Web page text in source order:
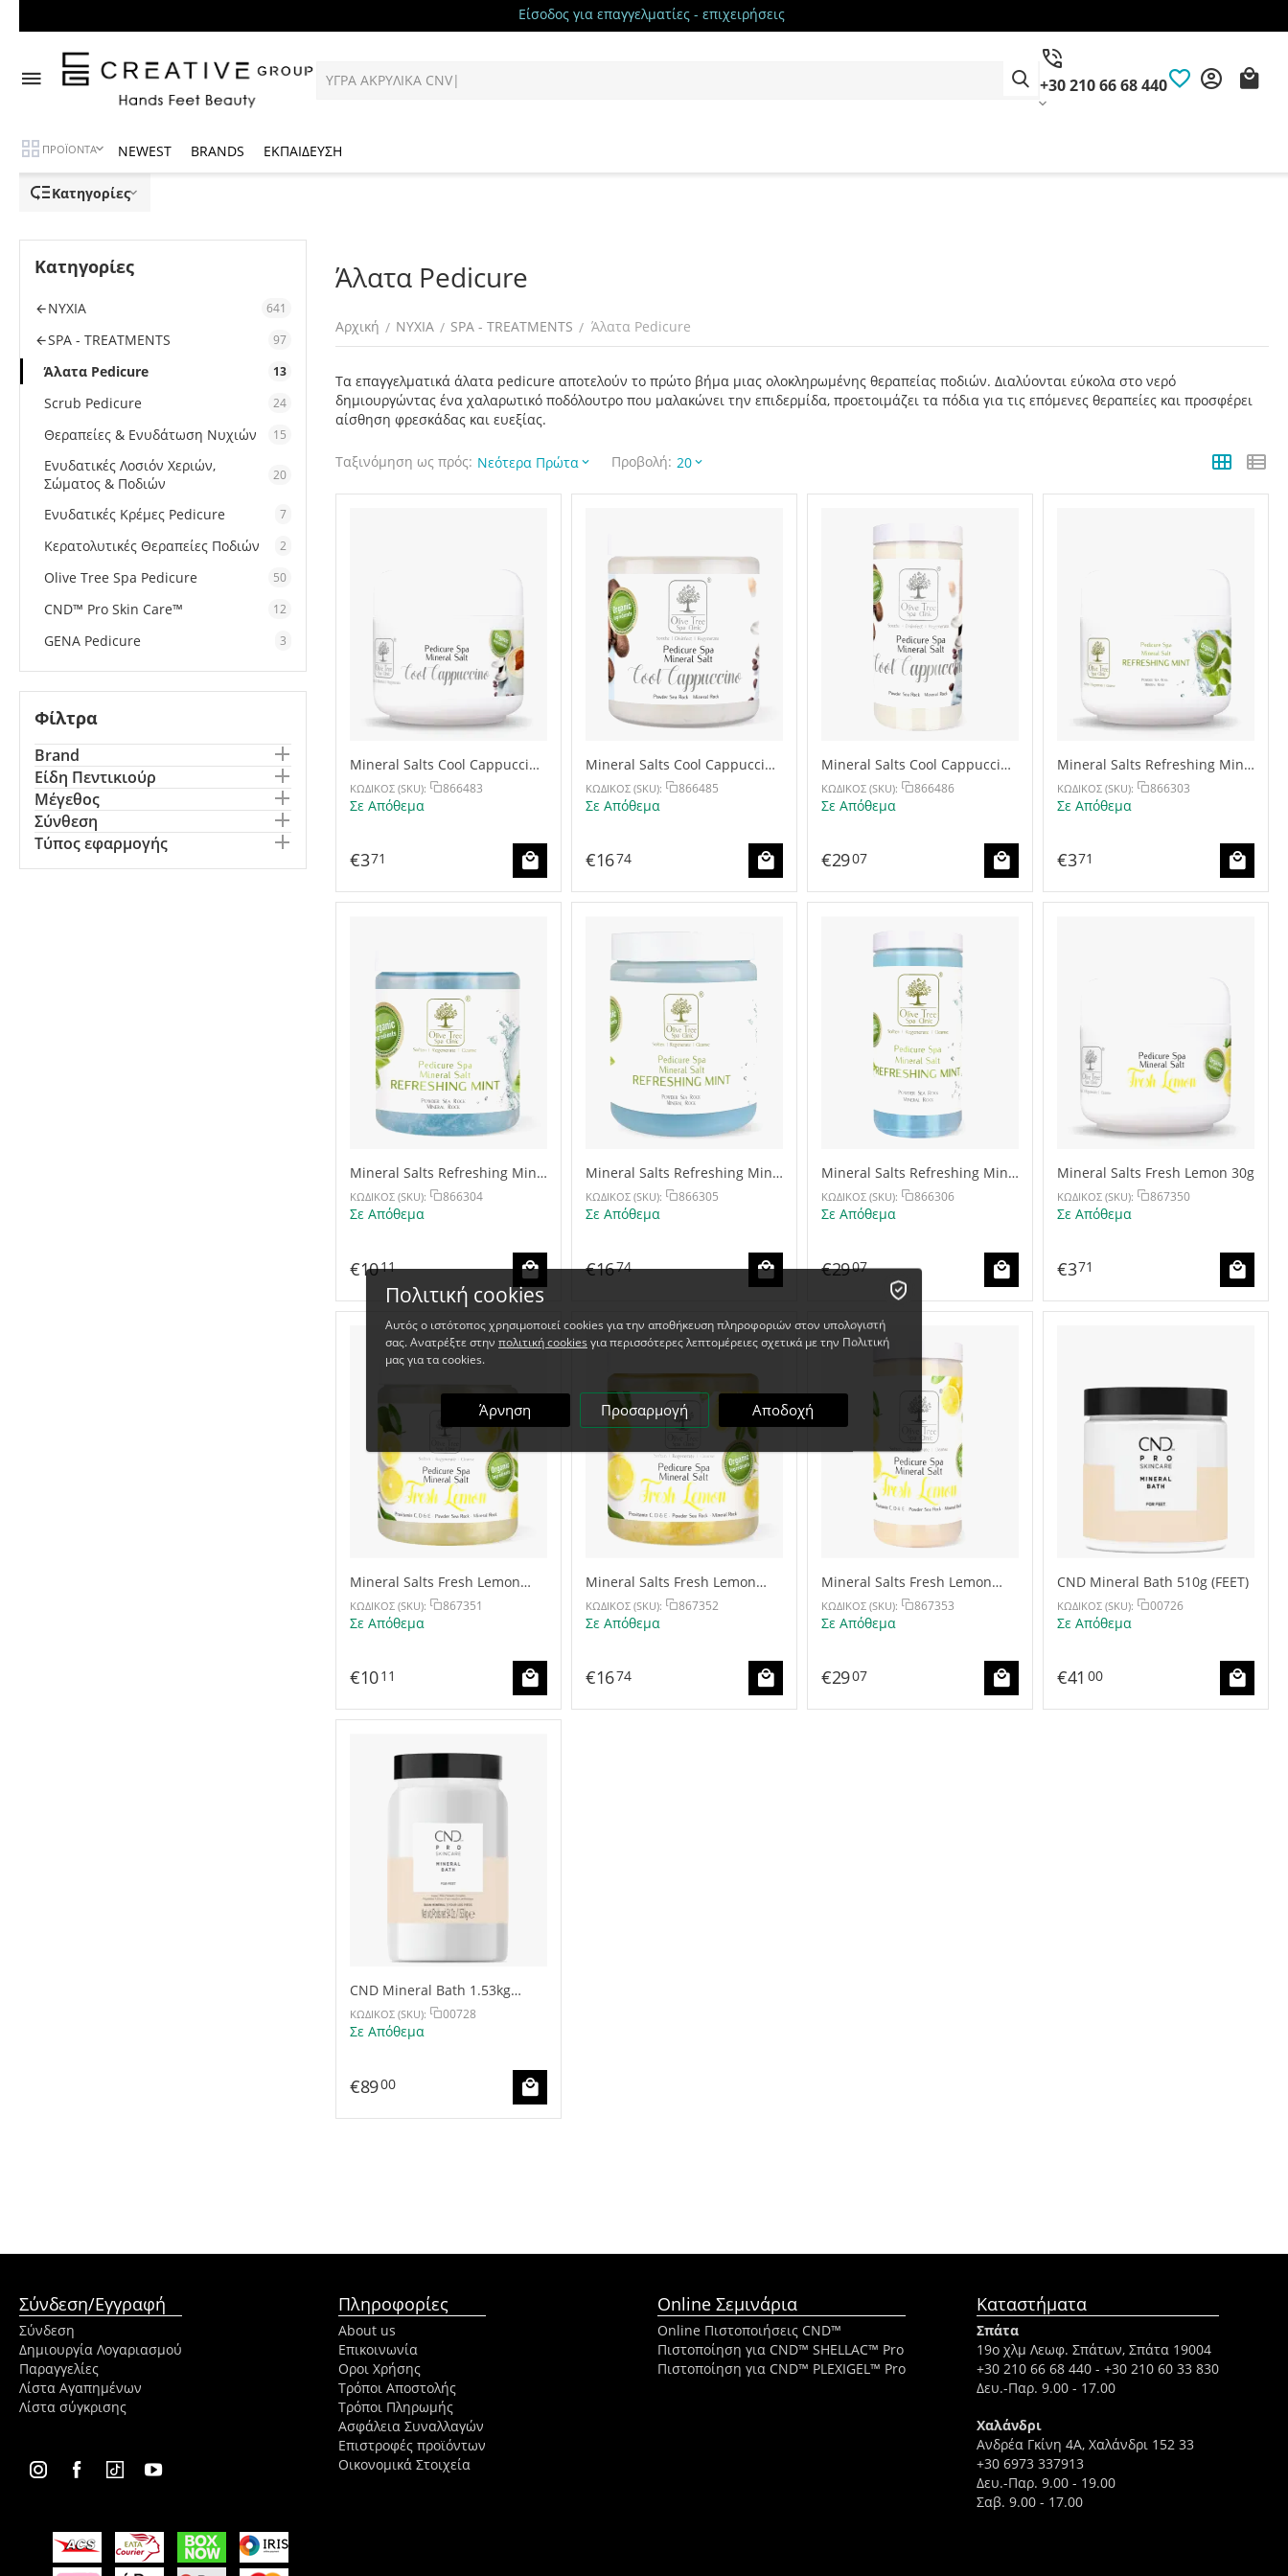
Είσοδος για επαγγελματίες - επιχειρήσεις
+30 210 66 68 440
ΠΡΟΪΟΝΤΑ NEWEST BRANDS ΕΚΠΑΙΔΕΥΣΗ
Κατηγορίες
Άλατα Pedicure
Αρχική / ΝΥΧΙΑ / SPA - TREATMENTS / Άλατα Pedicure
Τα επαγγελματικά άλατα pedicure αποτελούν το πρώτο βήμα μιας ολοκληρωμένης θεραπείας ποδιών. Διαλύονται εύκολα στο νερό
δημιουργώντας ένα χαλαρωτικό ποδόλουτρο που μαλακώνει την επιδερμίδα, προετοιμάζει τα πόδια για τις επόμενες θεραπείες και προσφέρει
αίσθηση φρεσκάδας και ευεξίας.
Ταξινόμηση ως πρός: Νεότερα Πρώτα Προβολή: 20
Mineral Salts Cool Cappuccino
30g
ΚΩΔΙΚΟΣ (SKU): 866483
Σε Απόθεμα
€371
Mineral Salts Cool Cappuccino
500g
ΚΩΔΙΚΟΣ (SKU): 866485
Σε Απόθεμα
€1674
Mineral Salts Cool Cappuccino
1100g
ΚΩΔΙΚΟΣ (SKU): 866486
Σε Απόθεμα
€2907
Mineral Salts Refreshing Mint
30g
ΚΩΔΙΚΟΣ (SKU): 866303
Σε Απόθεμα
€371
Mineral Salts Refreshing Mint
250g
ΚΩΔΙΚΟΣ (SKU): 866304
Σε Απόθεμα
€1011
Mineral Salts Refreshing Mint
500g
ΚΩΔΙΚΟΣ (SKU): 866305
Σε Απόθεμα
€1674
Mineral Salts Refreshing Mint
1100g
ΚΩΔΙΚΟΣ (SKU): 866306
Σε Απόθεμα
€2907
Mineral Salts Fresh Lemon 30g
ΚΩΔΙΚΟΣ (SKU): 867350
Σε Απόθεμα
€371
Mineral Salts Fresh Lemon
250g
ΚΩΔΙΚΟΣ (SKU): 867351
Σε Απόθεμα
€1011
Mineral Salts Fresh Lemon
500g
ΚΩΔΙΚΟΣ (SKU): 867352
Σε Απόθεμα
€1674
Mineral Salts Fresh Lemon
1100g
ΚΩΔΙΚΟΣ (SKU): 867353
Σε Απόθεμα
€2907
CND Mineral Bath 510g (FEET)
ΚΩΔΙΚΟΣ (SKU): 00726
Σε Απόθεμα
€41 00
CND Mineral Bath 1.53kg
(FEET)
ΚΩΔΙΚΟΣ (SKU): 00728
Σε Απόθεμα
€8900
Κατηγορίες
ΝΥΧΙΑ 641
SPA - TREATMENTS 97
Άλατα Pedicure 13
Scrub Pedicure 24
Θεραπείες & Ενυδάτωση Νυχιών 15
Ενυδατικές Λοσιόν Χεριών,
Σώματος & Ποδιών
20
Ενυδατικές Κρέμες Pedicure 7
Κερατολυτικές Θεραπείες Ποδιών 2
Olive Tree Spa Pedicure 50
CND™ Pro Skin Care™ 12
GENA Pedicure 3
Φίλτρα
Brand
Είδη Πεντικιούρ
Μέγεθος
Σύνθεση
Τύπος εφαρμογής
Σύνδεση/Εγγραφή
Σύνδεση
Δημιουργία Λογαριασμού
Παραγγελίες
Λίστα Αγαπημένων
Λίστα σύγκρισης
Πληροφορίες
About us
Επικοινωνία
Οροι Χρήσης
Τρόποι Αποστολής
Τρόποι Πληρωμής
Ασφάλεια Συναλλαγών
Επιστροφές προϊόντων
Οικονομικά Στοιχεία
Online Σεμινάρια
Online Πιστοποιήσεις CND™
Πιστοποίηση για CND™ SHELLAC™ Pro
Πιστοποίηση για CND™ PLEXIGEL™ Pro
Καταστήματα
Σπάτα
19ο χλμ Λεωφ. Σπάτων, Σπάτα 19004
+30 210 66 68 440 - +30 210 60 33 830
Δευ.-Παρ. 9.00 - 17.00
Χαλάνδρι
Ανδρέα Γκίνη 4A, Χαλάνδρι 152 33
+30 6973 337913
Δευ.-Παρ. 9.00 - 19.00
Σαβ. 9.00 - 17.00
Πολιτική cookies
Αυτός ο ιστότοπος χρησιμοποιεί cookies για την αποθήκευση πληροφοριών στον υπολογιστή
σας. Ανατρέξτε στην πολιτική cookies για περισσότερες λεπτομέρειες σχετικά με την Πολιτική
μας για τα cookies.
Άρνηση Προσαρμογή Αποδοχή